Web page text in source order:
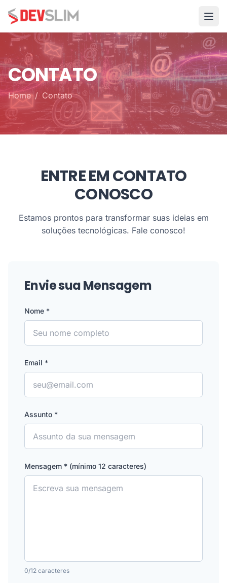
Contato | DEVSLIM - Sistema de Informação
CONTATO
Home / Contato
ENTRE EM CONTATO
CONOSCO
Estamos prontos para transformar suas ideias em
soluções tecnológicas. Fale conosco!
Envie sua Mensagem
Nome *
Email *
Assunto *
Mensagem * (mínimo 12 caracteres)
0/12 caracteres